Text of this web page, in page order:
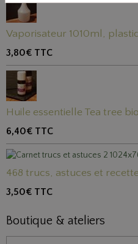
Vaporisateur 1010ml,
3,80€ TTC
Huile essentielle Tea tree
6,40€ TTC
468 trucs, astuces et
3,50€ TTC
Boutique & ateliers